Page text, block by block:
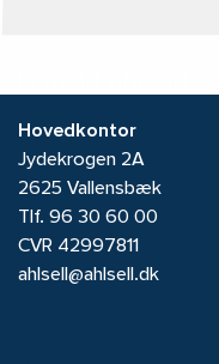
Hovedkontor
Jydekrogen 2A
2625 Vallensbæk
Tlf. 96 30 60 00
CVR 42997811
ahlsell@ahlsell.dk